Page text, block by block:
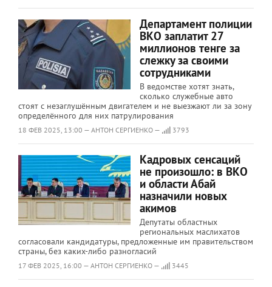
Департамент полиции
ВКО заплатит 27
миллионов тенге за
слежку за своими
сотрудниками
В ведомстве хотят знать,
сколько служебные авто
стоят с незаглушённым двигателем и не выезжают ли за зону
определённого для них патрулирования
18 ФЕВ 2025, 13:00 — АНТОН СЕРГИЕНКО — 3793
Кадровых сенсаций
не произошло: в ВКО
и области Абай
назначили новых
акимов
Депутаты областных
региональных маслихатов
согласовали кандидатуры, предложенные им правительством
страны, без каких-либо разногласий
17 ФЕВ 2025, 16:00 — АНТОН СЕРГИЕНКО — 3445